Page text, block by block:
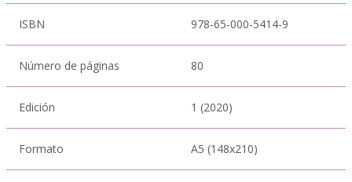
ISBN 978-65-000-5414-9
Número de páginas 80
Edición 1 (2020)
Formato A5 (148x210)